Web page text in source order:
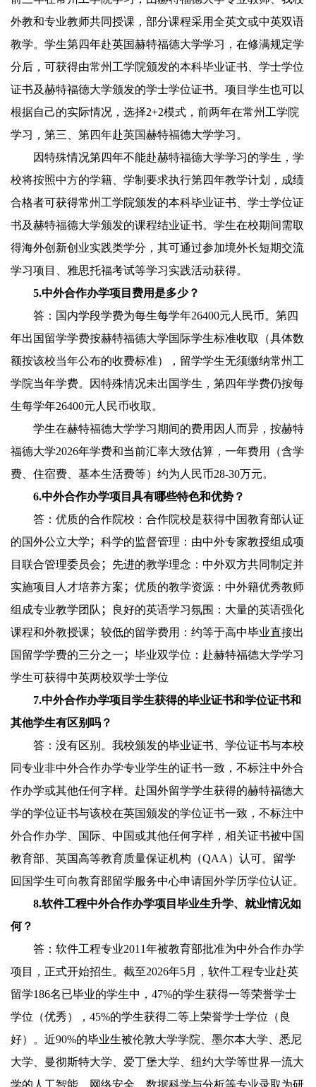
外教和专业教师共同授课，部分课程采用全英文或中英双语
教学。学生第四年赴英国赫特福德大学学习，在修满规定学
分后，可获得由常州工学院颁发的本科毕业证书、学士学位
证书及赫特福德大学颁发的学士学位证书。项目学生也可以
根据自己的实际情况，选择2+2模式，前两年在常州工学院
学习，第三、第四年赴英国赫特福德大学学习。
因特殊情况第四年不能赴赫特福德大学学习的学生，学
校将按照中方的学籍、学制要求执行第四年教学计划，成绩
合格者可获得常州工学院颁发的本科毕业证书、学士学位证
书及赫特福德大学颁发的课程结业证书。学生在校期间需取
得海外创新创业实践类学分，其可通过参加境外长短期交流
学习项目、雅思托福考试等学习实践活动获得。
5.中外合作办学项目费用是多少？
答：国内学段学费为每生每学年26400元人民币。第四
年出国留学学费按赫特福德大学国际学生标准收取（具体数
额按该校当年公布的收费标准），留学学生无须缴纳常州工
学院当年学费。因特殊情况未出国学生，第四年学费仍按每
生每学年26400元人民币收取。
学生在赫特福德大学学习期间的费用因人而异，按赫特
福德大学2026年学费和当前汇率大致估算，一年费用（含学
费、住宿费、基本生活费等）约为人民币28-30万元。
6.中外合作办学项目具有哪些特色和优势？
答：优质的合作院校：合作院校是获得中国教育部认证
的国外公立大学 ； 科学的监督管理：由中外专家教授组成项
目联合管理委员会 ； 先进的教学理念：中外双方共同制定并
实施项目人才培养方案 ； 优质的教学资源：中外籍优秀教师
组成专业教学团队 ；
良好的英语学习氛围：大量的英语强化
课程和外教授课； 较低的留学费用：约等于高中毕业直接出
国留学学费的三分之一 ； 毕业双学位：赴赫特福德大学学习
学生可获得中英两校双学士学位
7.中外合作办学项目学生获得的毕业证书和学位证书和
其他学生有区别吗？
答：没有区别。我校颁发的毕业证书、学位证书与本校
同专业非中外合作办学专业学生的证书一致，不标注中外合
作办学或其他任何字样。赴国外留学学生获得的赫特福德大
学的学位证书与该校在英国颁发的学位证书一致，不标注中
外合作办学、国际、中国或其他任何字样，相关证书被中国
教育部、英国高等教育质量保证机构（QAA ）认可。留学
回国学生可向教育部留学服务中心申请国外学历学位认证。
8.软件工程中外合作办学项目毕业生升学、就业情况如
何？
答：软件工程专业2011年被教育部批准为中外合作办学
项目，正式开始招生。截至2026年5月，软件工程专业赴英
留学186名已毕业的学生中， 47%的学生获得一等荣誉学士
学位（优秀）， 45%的学生获得二等上荣誉学士学位（良
好）。近90%的毕业生被伦敦大学学院、墨尔本大学、悉尼
大学、曼彻斯特大学、爱丁堡大学、纽约大学等世界一流大
学的人工智能、网络安全、数据科学与分析等专业录取为研